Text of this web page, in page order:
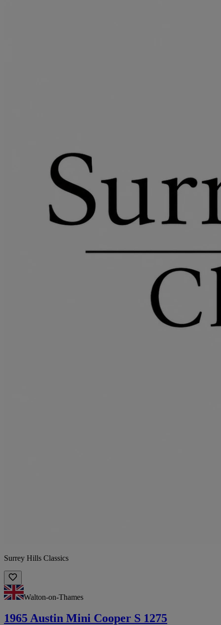
Surrey Hills Classics
Walton-on-Thames
1965 Austin Mini Cooper S 1275